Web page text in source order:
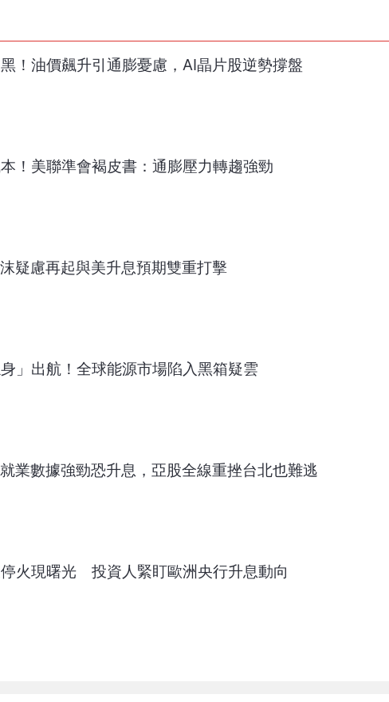
！油價飆升引通膨憂慮，AI晶片股逆勢撐盤
！美聯準會褐皮書：通膨壓力轉趨強勁
疑慮再起與美升息預期雙重打擊
」出航！全球能源市場陷入黑箱疑雲
業數據強勁恐升息，亞股全線重挫台北也難逃
火現曙光 投資人緊盯歐洲央行升息動向